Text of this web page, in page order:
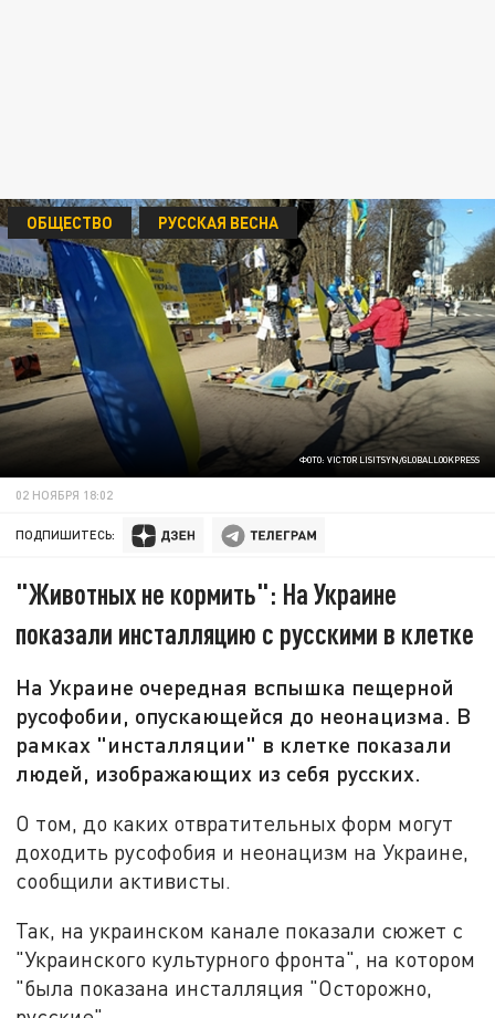
ФОТО: VICTOR LISITSYN/GLOBALLOOKPRESS
ОБЩЕСТВО РУССКАЯ ВЕСНА
02 НОЯБРЯ 18:02
ПОДПИШИТЕСЬ:
"Животных не кормить": На Украине
показали инсталляцию с русскими в клетке
На Украине очередная вспышка пещерной
русофобии, опускающейся до неонацизма. В
рамках "инсталляции" в клетке показали
людей, изображающих из себя русских.
О том, до каких отвратительных форм могут
доходить русофобия и неонацизм на Украине,
сообщили активисты.
Так, на украинском канале показали сюжет с
"Украинского культурного фронта", на котором
"была показана инсталляция "Осторожно,